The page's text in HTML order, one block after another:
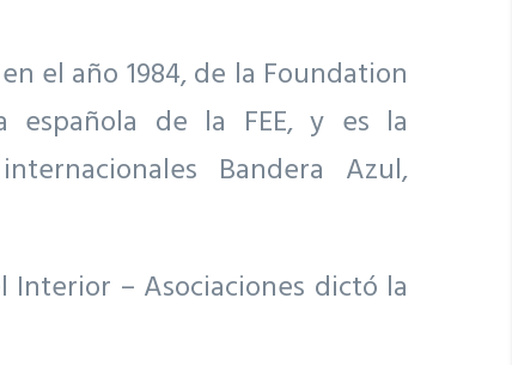
el año 1984, de la Foundation
española de la FEE, y es la
Bandera Azul,
– Asociaciones dictó la